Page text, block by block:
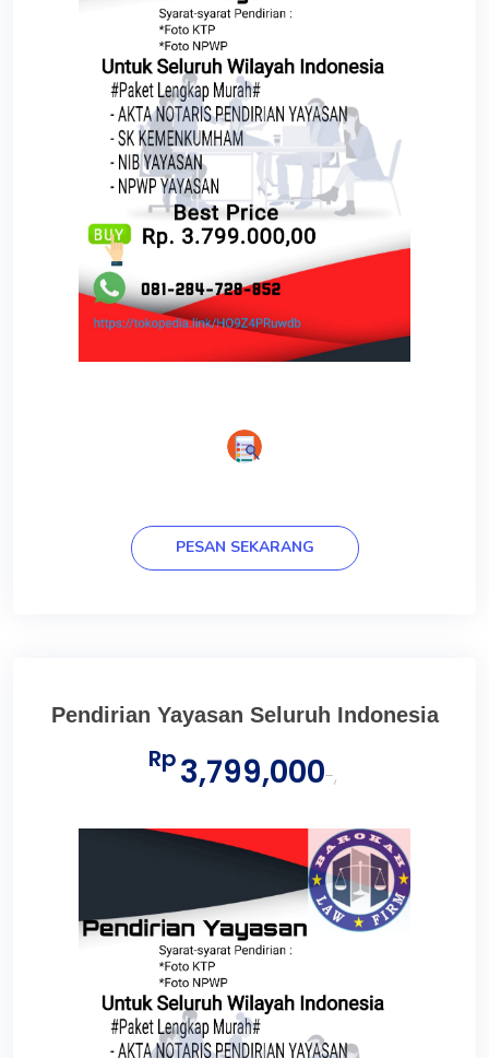
PESAN SEKARANG
Pendirian Yayasan Seluruh Indonesia
Rp3,799,000-,